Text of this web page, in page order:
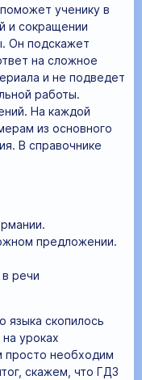
ученику в
и сокращении
Он подскажет
на сложное
и не подведет
работы.
На каждой
из основного
В справочнике
предложении.
речи
языка скопилось
уроках
просто необходим
скажем, что ГДЗ